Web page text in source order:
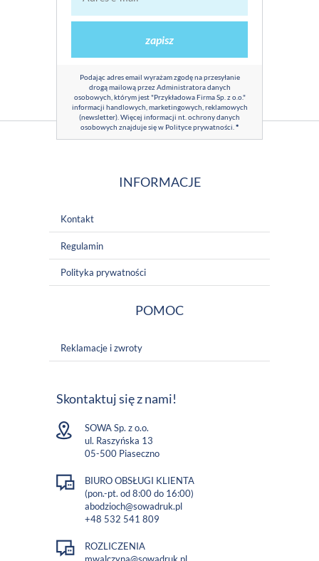
zapisz
Podając adres email wyrażam zgodę na przesyłanie
drogą mailową przez Administratora danych
osobowych, którym jest "Przykładowa Firma Sp. z o.o."
informacji handlowych, marketingowych, reklamowych
(newsletter). Więcej informacji nt. ochrony danych
osobowych znajduje się w Polityce prywatności *
INFORMACJE
Kontakt
Regulamin
Polityka prywatności
POMOC
Reklamacje i zwroty
Skontaktuj się z nami!
SOWA Sp. z o.o.
ul. Raszyńska 13
05-500 Piaseczno
BIURO OBSŁUGI KLIENTA
(pon.-pt. od 8:00 do 16:00)
abodzioch@sowadruk.pl
+48 532 541 809
ROZLICZENIA